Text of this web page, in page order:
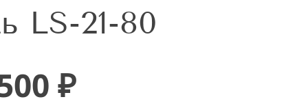
LS-21-80
₽